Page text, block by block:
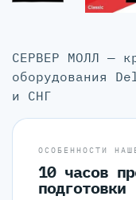
СЕРВЕР МОЛЛ —
оборудования
и СНГ
ОСОБЕННОСТИ
10 часов
подготовки